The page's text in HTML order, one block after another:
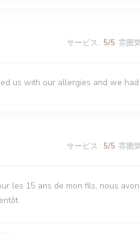
サービス : 5/5 雰囲
us with our allergies and we
サービス : 5/5 雰囲
les 15 ans de mon fils, nous